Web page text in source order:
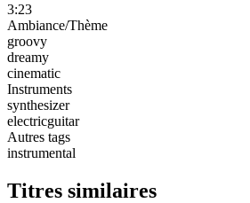
3:23
Ambiance/Thème
groovy
dreamy
cinematic
Instruments
synthesizer
electricguitar
Autres tags
instrumental
Titres similaires